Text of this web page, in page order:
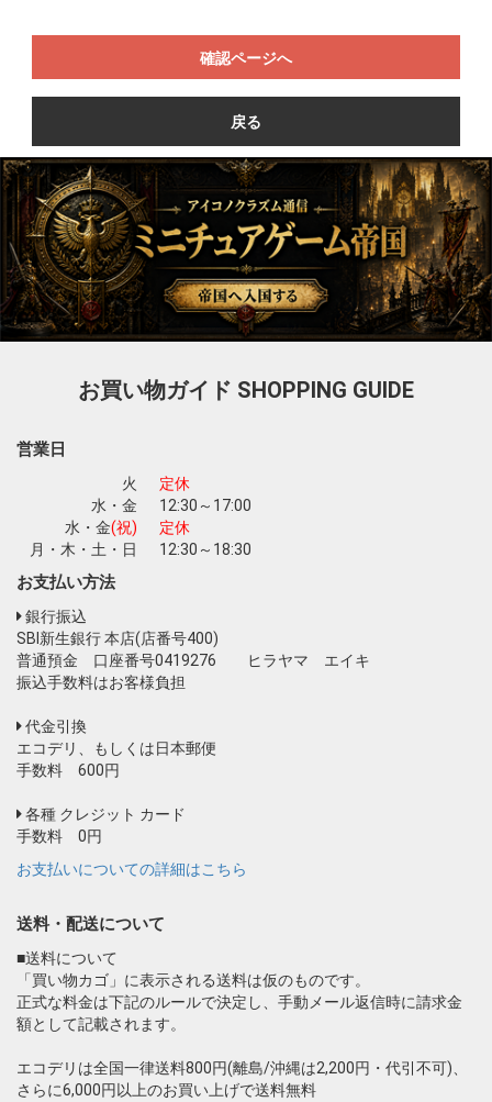
確認ページへ
戻る
お買い物ガイド SHOPPING GUIDE
営業日
火
定休
水・金
12:30～17:00
水・金(祝)
定休
月・木・土・日
12:30～18:30
お支払い方法
銀行振込
SBI新生銀行 本店(店番号400)
普通預金 口座番号0419276 ヒラヤマ エイキ
振込手数料はお客様負担
代金引換
エコデリ、もしくは日本郵便
手数料 600円
各種 クレジット カード
手数料 0円
お支払いについての詳細はこちら
送料・配送について
■送料について
「買い物カゴ」に表示される送料は仮のものです。
正式な料金は下記のルールで決定し、手動メール返信時に請求金
額として記載されます。
エコデリは全国一律送料800円(離島/沖縄は2,200円・代引不可)、
さらに6,000円以上のお買い上げで送料無料